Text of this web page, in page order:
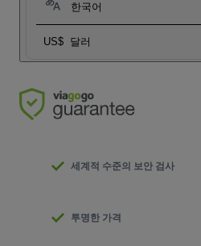
한국어
US$ 달러
세계적 수준의 보안 검사
투명한 가격